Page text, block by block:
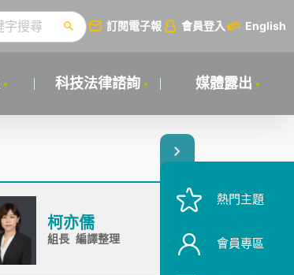
訂閱電子報 會員登入 English
科技法律諮詢 媒體露出
柯亦儒
組長 編譯整理
熱門主題
會員專區